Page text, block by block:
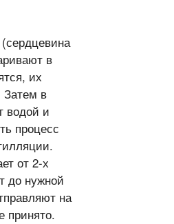
в
их
Затем в
водой и
процесс
от 2-х
до нужной
на
принято.